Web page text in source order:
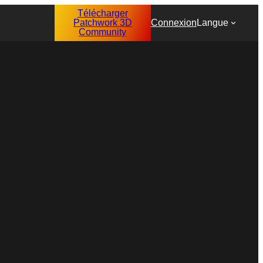
Télécharger
Patchwork 3D
Community
Connexion Langue